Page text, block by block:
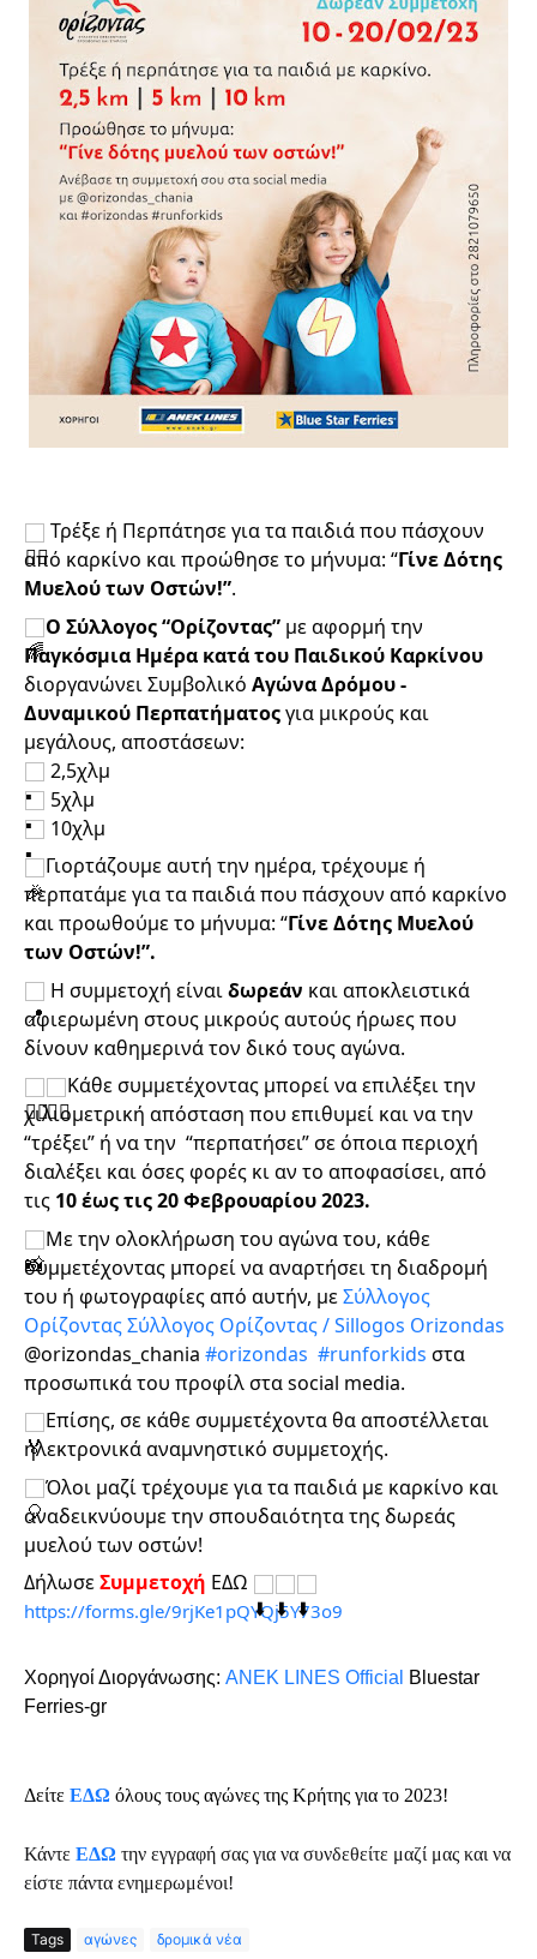
Τρέξε ή Περπάτησε για τα παιδιά που πάσχουν
από καρκίνο και προώθησε το μήνυμα: “Γίνε Δότης
Μυελού των Οστών!”.
Ο Σύλλογος “Ορίζοντας”
Παγκόσμια Ημέρα κατά του Παιδικού Καρκίνου
διοργανώνει Συμβολικό Αγώνα Δρόμου -
Δυναμικού Περπατήματος για μικρούς και
μεγάλους, αποστάσεων:
2,5χλμ
5χλμ
10χλμ
Γιορτάζουμε αυτή την ημέρα, τρέχουμε ή
περπατάμε για τα παιδιά που πάσχουν από καρκίνο
και προωθούμε το μήνυμα: “Γίνε Δότης Μυελού
των Οστών!”.
Η συμμετοχή είναι δωρεάν και αποκλειστικά
αφιερωμένη στους μικρούς αυτούς ήρωες που
δίνουν καθημερινά τον δικό τους αγώνα.
Κάθε συμμετέχοντας μπορεί να επιλέξει την
χιλιομετρική απόσταση που επιθυμεί και να την
“τρέξει” ή να την  “περπατήσει” σε όποια περιοχή
διαλέξει και όσες φορές κι αν το αποφασίσει, από
τις 10 έως τις 20 Φεβρουαρίου 2023.
Με την ολοκλήρωση του αγώνα του, κάθε
συμμετέχοντας μπορεί να αναρτήσει τη διαδρομή
του ή φωτογραφίες από αυτήν, με Σύλλογος
ΟρίζονταςΣύλλογος Ορίζοντας / Sillogos Orizondas
@orizondas_chania #orizondas #runforkids στα
προσωπικά του προφίλ στα social media.
Επίσης, σε κάθε συμμετέχοντα θα αποστέλλεται
ηλεκτρονικά αναμνηστικό συμμετοχής.
Όλοι μαζί τρέχουμε για τα παιδιά με καρκίνο και
αναδεικνύουμε την σπουδαιότητα της δωρεάς
μυελού των οστών!
ΔήλωσεΣυμμετοχή ΕΔΩ
https://forms.gle/9rjKe1pQYQj5Y73o9
Χορηγοί Διοργάνωσης: ANEK LINES Οfficial
Bluestar
Ferries-gr
Δείτε ΕΔΩ όλους τους αγώνες της Κρήτης για το 2023!
Κάντε ΕΔΩ την εγγραφή σας για να συνδεθείτε μαζί μας και να
είστε πάντα ενημερωμένοι!
Tags αγώνες δρομικά νέα